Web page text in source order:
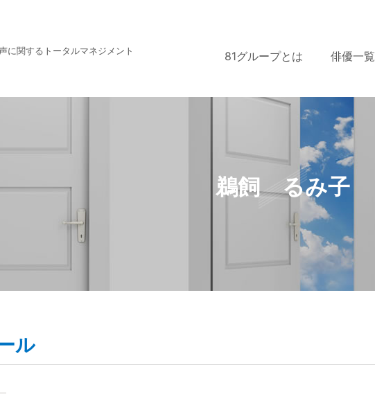
に関するトータルマネジメント 81グループとは 俳優一覧
鵜飼 るみ子
ル